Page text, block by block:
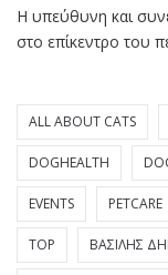
Η υπεύθυνη και
στο επίκεντρο του
ALL ABOUT CATS
DOGHEALTH
EVENTS PETCARE
TOP ΒΑΣΊΛΗΣ